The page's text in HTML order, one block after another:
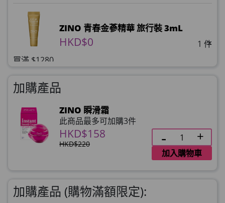
1 件
ZINO 青春金蔘精華 旅行裝 3mL
HKD$0
×
買滿 $1280
月)
HKD$0
HKD$145
加購產品
ZINO 瞬滑霜
此商品最多可加購3件
HKD$158
HKD$220
加入購物車
加購產品 (購物滿額限定):